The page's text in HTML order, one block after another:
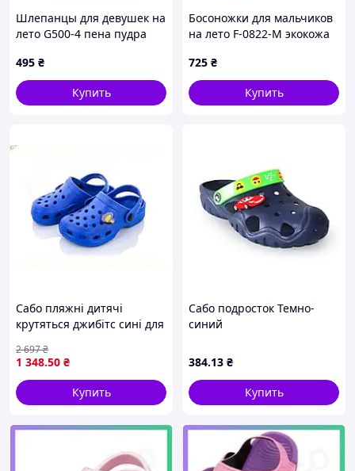
Шлепанцы для девушек на
лето G500-4 пена пудра
495 ₴
Купить
Босоножки для мальчиков
на лето F-0822-M экокожа
27(р)
725 ₴
Купить
Сабо пляжні дитячі
крутяться джибітс сині для
відпочинку на пляжі
1 348.50 ₴
2 697₴
Купить
Сабо подросток Темно-
синий
384.13 ₴
Купить